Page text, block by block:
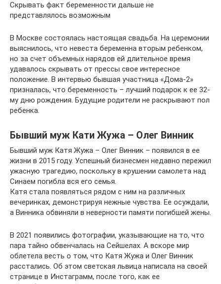
Скрывать факт беременности дальше не
представлялось возможным
В Москве состоялась настоящая свадьба. На церемонии
выяснилось, что невеста беременна вторым ребенком,
но за счет объемных нарядов ей длительное время
удавалось скрывать от прессы свое интересное
положение. В интервью бывшая участница «Дома-2»
призналась, что беременность – лучший подарок к ее 32-
му дню рождения. Будущие родители не раскрывают пол
ребенка.
Бывший муж Кати Жужа – Олег Винник
Бывший муж Катя Жужа – Олег Винник – появился в ее
жизни в 2015 году. Успешный бизнесмен недавно пережил
ужасную трагедию, поскольку в крушении самолета над
Синаем погибла вся его семья.
Катя стала появляться рядом с ним на различных
вечеринках, демонстрируя нежные чувства. Ее осуждали,
а Винника обвиняли в неверности памяти погибшей жены.
В 2021 появились фотографии, указывающие на то, что
пара тайно обвенчалась на Сейшелах. А вскоре мир
облетела весть о том, что Катя Жужа и Олег Винник
расстались. Об этом светская львица написала на своей
странице в Инстаграмм, после того, как ее